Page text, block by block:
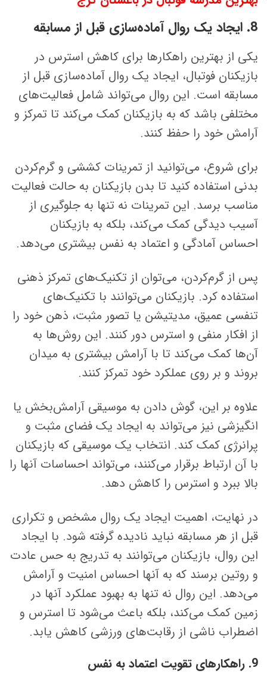
8. ایجاد یک روال آماده‌سازی قبل از مسابقه
یکی از بهترین راهکارها برای کاهش استرس در
بازیکنان فوتبال، ایجاد یک روال آماده‌سازی قبل از
مسابقه است. این روال می‌تواند شامل فعالیت‌های
مختلفی باشد که به بازیکنان کمک می‌کند تا تمرکز و
آرامش خود را حفظ کنند.
برای شروع، می‌توانید از تمرینات کششی و گرم‌کردن
بدنی استفاده کنید تا بدن بازیکنان به حالت فعالیت
مناسب برسد. این تمرینات نه تنها به جلوگیری از
آسیب دیدگی کمک می‌کند، بلکه به بازیکنان
احساس آمادگی و اعتماد به نفس بیشتری می‌دهد.
پس از گرم‌کردن، می‌توان از تکنیک‌های تمرکز ذهنی
استفاده کرد. بازیکنان می‌توانند با تکنیک‌های
تنفسی عمیق، مدیتیشن یا تصور مثبت، ذهن خود را
از افکار منفی و استرس دور کنند. این روش‌ها به
آن‌ها کمک می‌کند تا با آرامش بیشتری به میدان
بروند و بر روی عملکرد خود تمرکز کنند.
علاوه بر این، گوش دادن به موسیقی آرامش‌بخش یا
انگیزشی نیز می‌تواند به ایجاد یک فضای مثبت و
پرانرژی کمک کند. انتخاب یک موسیقی که بازیکنان
با آن ارتباط برقرار می‌کنند، می‌تواند احساسات آنها را
بالا ببرد و استرس را کاهش دهد.
در نهایت، اهمیت ایجاد یک روال مشخص و تکراری
قبل از هر مسابقه نباید نادیده گرفته شود. با ایجاد
این روال، بازیکنان می‌توانند به تدریج به حس عادت
و روتین برسند که به آنها احساس امنیت و آرامش
می‌دهد. این روال نه تنها به بهبود عملکرد آنها در
زمین کمک می‌کند، بلکه باعث می‌شود تا استرس و
اضطراب ناشی از رقابت‌های ورزشی کاهش یابد.
9. راهکارهای تقویت اعتماد به نفس